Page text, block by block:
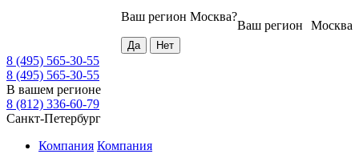
Москва
Ваш регион
Ваш регион Москва?
8 (495) 565-30-55
8 (495) 565-30-55
В вашем регионе
8 (812) 336-60-79
Санкт-Петербург
Компания Компания